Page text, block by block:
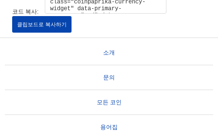
코드 복사:
클립보드로 복사하기
소개
문의
모든 코인
용어집